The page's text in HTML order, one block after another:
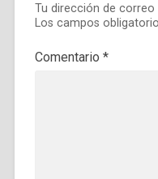
Tu dirección de
Los campos
Comentario *